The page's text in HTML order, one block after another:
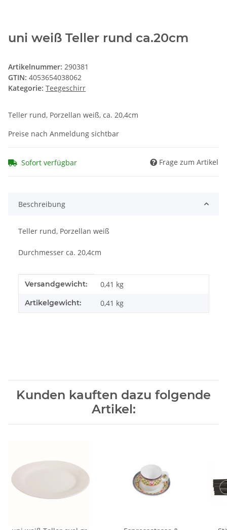
uni weiß Teller rund ca.20cm
Artikelnummer: 290381
GTIN: 4053654038062
Kategorie: Teegeschirr
Teller rund, Porzellan weiß, ca. 20,4cm
Preise nach Anmeldung sichtbar
Sofort verfügbar Frage zum Artikel
Beschreibung
Teller rund, Porzellan weiß
Durchmesser ca. 20,4cm
Produkteigenschaft
Wert
Versandgewicht: 0,41 kg
Artikelgewicht: 0,41 kg
Kunden kauften dazu folgende
Artikel: